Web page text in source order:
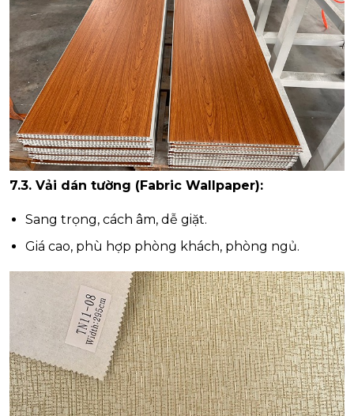
7.3. Vải dán tường (Fabric Wallpaper):
Sang trọng, cách âm, dễ giặt.
Giá cao, phù hợp phòng khách, phòng ngủ.